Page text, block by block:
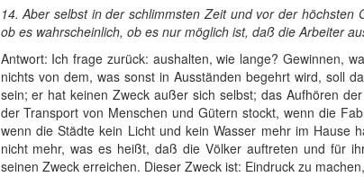
14. Aber selbst in der schlimmsten Zeit und vor der
ob es wahrscheinlich, ob es nur möglich ist, daß die Arbeiter
Antwort: Ich frage zurück: aushalten, wie lange? Gewinnen,
nichts von dem, was sonst in Ausständen begehrt wird, soll
sein; er hat keinen Zweck außer sich selbst; das Aufhören
der Transport von Menschen und Gütern stockt, wenn die
wenn die Städte kein Licht und kein Wasser mehr im Hause
nicht mehr, was es heißt, daß die Völker auftreten und für
seinen Zweck erreichen. Dieser Zweck ist: Eindruck zu